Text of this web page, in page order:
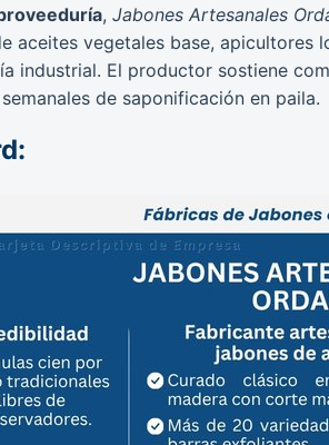
, Jabones Artesanales
aceites vegetales base, apicultores
industrial. El productor sostiene
de saponificación en paila.